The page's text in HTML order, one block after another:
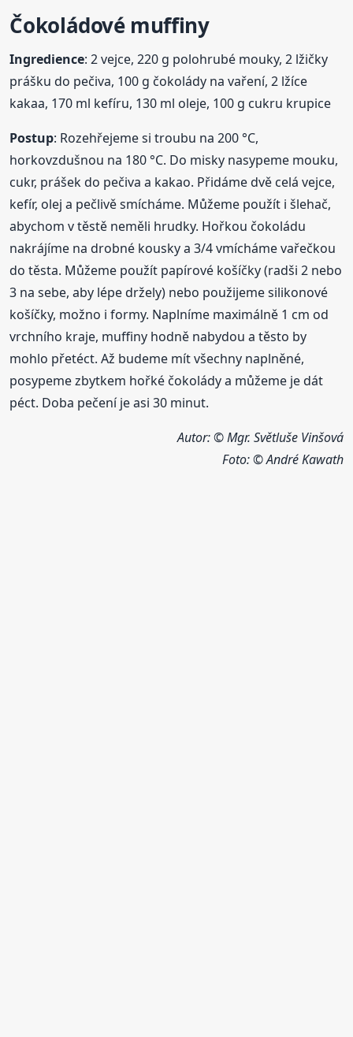
Čokoládové muffiny
Ingredience: 2 vejce, 220 g polohrubé mouky, 2 lžičky
prášku do pečiva, 100 g čokolády na vaření, 2 lžíce
kakaa, 170 ml kefíru, 130 ml oleje, 100 g cukru krupice
Postup: Rozehřejeme si troubu na 200 °C,
horkovzdušnou na 180 °C. Do misky nasypeme mouku,
cukr, prášek do pečiva a kakao. Přidáme dvě celá vejce,
kefír, olej a pečlivě smícháme. Můžeme použít i šlehač,
abychom v těstě neměli hrudky. Hořkou čokoládu
nakrájíme na drobné kousky a 3/4 vmícháme vařečkou
do těsta. Můžeme použít papírové košíčky (radši 2 nebo
3 na sebe, aby lépe držely) nebo použijeme silikonové
košíčky, možno i formy. Naplníme maximálně 1 cm od
vrchního kraje, muffiny hodně nabydou a těsto by
mohlo přetéct. Až budeme mít všechny naplněné,
posypeme zbytkem hořké čokolády a můžeme je dát
péct. Doba pečení je asi 30 minut.
Autor: © Mgr. Světluše Vinšová
Foto:© André Kawath